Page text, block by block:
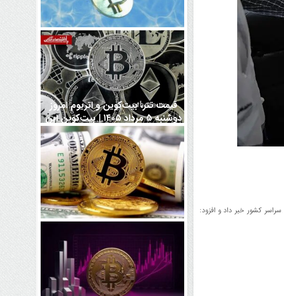
کشور خبر داد و افزود:
اتفاق تاریخی در بازار رمزارزها /
بیت‌کوین سبز شد
قیمت تتر، بیت‌کوین و اتریوم امروز
دوشنبه ۵ مرداد ۱۴۰۵ | بیت‌کوین این
مرز را از دست بدهد، همه‌چیز تغییر
می‌کند
رقابت پنهان دولت‌ها بر سر بیت‌کوین/
۱۰ کشور برتر کدامند؟